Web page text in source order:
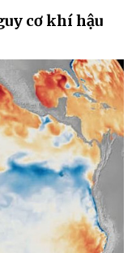
cơ khí hậu